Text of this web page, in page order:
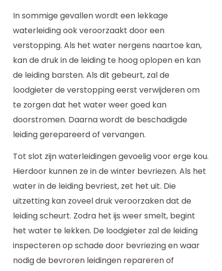
In sommige gevallen wordt een lekkage
waterleiding ook veroorzaakt door een
verstopping. Als het water nergens naartoe kan,
kan de druk in de leiding te hoog oplopen en kan
de leiding barsten. Als dit gebeurt, zal de
loodgieter de verstopping eerst verwijderen om
te zorgen dat het water weer goed kan
doorstromen. Daarna wordt de beschadigde
leiding gerepareerd of vervangen.
Tot slot zijn waterleidingen gevoelig voor erge kou.
Hierdoor kunnen ze in de winter bevriezen. Als het
water in de leiding bevriest, zet het uit. Die
uitzetting kan zoveel druk veroorzaken dat de
leiding scheurt. Zodra het ijs weer smelt, begint
het water te lekken. De loodgieter zal de leiding
inspecteren op schade door bevriezing en waar
nodig de bevroren leidingen repareren of